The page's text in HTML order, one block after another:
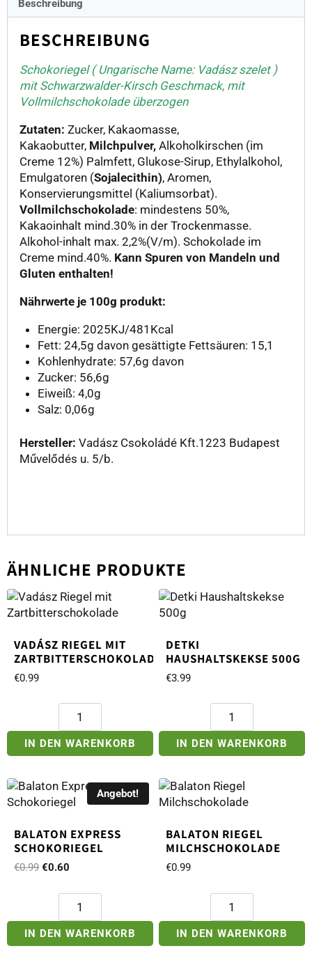
Beschreibung
BESCHREIBUNG
Schokoriegel ( Ungarische Name: Vadász szelet )
mit Schwarzwalder-Kirsch Geschmack, mit
Vollmilchschokolade überzogen
Zutaten: Zucker, Kakaomasse,
Kakaobutter, Milchpulver, Alkoholkirschen (im
Creme 12%) Palmfett, Glukose-Sirup, Ethylalkohol,
Emulgatoren (Sojalecithin), Aromen,
Konservierungsmittel (Kaliumsorbat).
Vollmilchschokolade: mindestens 50%,
Kakaoinhalt mind.30% in der Trockenmasse.
Alkohol-inhalt max. 2,2%(V/m). Schokolade im
Creme mind.40%. Kann Spuren von Mandeln und
Gluten enthalten!
Nährwerte je 100g produkt:
Energie: 2025KJ/481Kcal
Fett: 24,5g davon gesättigte Fettsäuren: 15,1
Kohlenhydrate: 57,6g davon
Zucker: 56,6g
Eiweiß: 4,0g
Salz: 0,06g
Hersteller: Vadász Csokoládé Kft.1223 Budapest
Művelődés u. 5/b.
ÄHNLICHE PRODUKTE
VADÁSZ RIEGEL MIT
ZARTBITTERSCHOKOLADE
€0.99
Vadász
Riegel
mit
Zartbitterschokolade
IN DEN WARENKORB
DETKI
HAUSHALTSKEKSE 500G
€3.99
Detki
Haushaltskekse
500g
Menge
IN DEN WARENKORB
Angebot!
BALATON EXPRESS
SCHOKORIEGEL
€0.99 Ursprünglicher
war:
€0.60
ist:
€0.60.
Balaton
Express
Schokoriegel
Menge
IN DEN WARENKORB
BALATON RIEGEL
MILCHSCHOKOLADE
€0.99
Balaton
Riegel
Milchschokolade
Menge
IN DEN WARENKORB